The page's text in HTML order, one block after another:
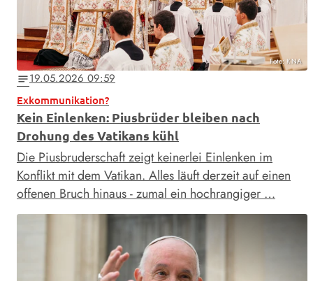
Foto: KNA
notes19.05.2026 09:59
Exkommunikation?
Kein Einlenken: Piusbrüder bleiben nach
Drohung des Vatikans kühl
Die Piusbruderschaft zeigt keinerlei Einlenken im
Konflikt mit dem Vatikan. Alles läuft derzeit auf einen
offenen Bruch hinaus - zumal ein hochrangiger …